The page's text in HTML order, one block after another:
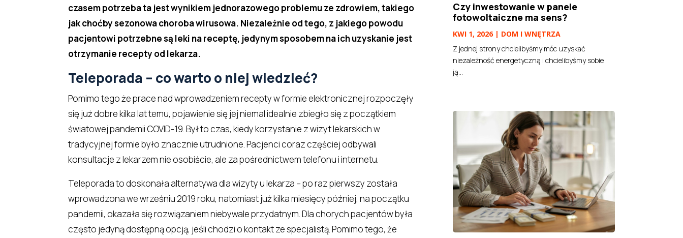
czasem potrzeba ta jest wynikiem jednorazowego problemu ze zdrowiem, takiego
jak choćby sezonowa choroba wirusowa. Niezależnie od tego, z jakiego powodu
pacjentowi potrzebne są leki na receptę, jedynym sposobem na ich uzyskanie jest
otrzymanie recepty od lekarza.
Teleporada – co warto o niej wiedzieć?
Pomimo tego że prace nad wprowadzeniem recepty w formie elektronicznej rozpoczęły
się już dobre kilka lat temu, pojawienie się jej niemal idealnie zbiegło się z początkiem
światowej pandemii COVID-19. Był to czas, kiedy korzystanie z wizyt lekarskich w
tradycyjnej formie było znacznie utrudnione. Pacjenci coraz częściej odbywali
konsultacje z lekarzem nie osobiście, ale za pośrednictwem telefonu i internetu.
Teleporada to doskonała alternatywa dla wizyty u lekarza – po raz pierwszy została
wprowadzona we wrześniu 2019 roku, natomiast już kilka miesięcy później, na początku
pandemii, okazała się rozwiązaniem niebywale przydatnym. Dla chorych pacjentów była
często jedyną dostępną opcją, jeśli chodzi o kontakt ze specjalistą. Pomimo tego, że
Czy inwestowanie w panele
fotowoltaiczne ma sens?
KWI 1, 2026| DOM I WNĘTRZA
Z jednej strony chcielibyśmy móc uzyskać
niezależność energetyczną i chcielibyśmy sobie
ją...